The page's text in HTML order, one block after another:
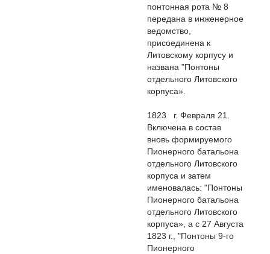
понтонная рота № 8
передана в инженерное
ведомство,
присоединена к
Литовскому корпусу и
названа "Понтоны
отдельного Литовского
корпуса».
1823 г. Февраля 21.
Включена в состав
вновь формируемого
Пионерного батальона
отдельного Литовского
корпуса и затем
именовалась: "Понтоны
Пионерного батальона
отдельного Литовского
корпуса», а с 27 Августа
1823 г., "Понтоны 9-го
Пионерного